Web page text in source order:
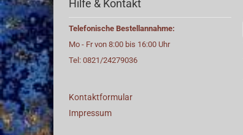
Hilfe & Kontakt
Telefonische Bestellannahme:
Mo - Fr von 8:00 bis 16:00 Uhr
Tel: 0821/24279036
Kontaktformular
Impressum